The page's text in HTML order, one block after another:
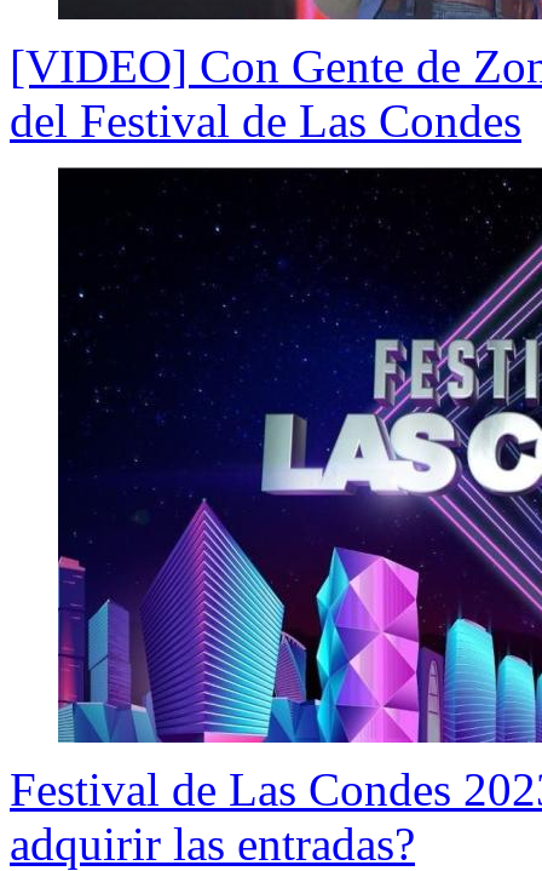
[VIDEO] Con Gente de
del Festival de Las Condes
Festival de Las Condes
adquirir las entradas?